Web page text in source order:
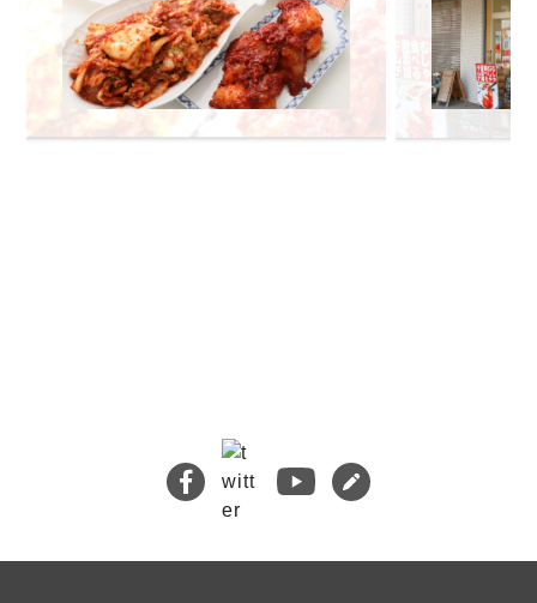
熊本地震義援金について
キムチバイキングはお得です！
牡蠣ジュルカレー、絶品中の絶品!
絶品チャーシュー、おすすめ！